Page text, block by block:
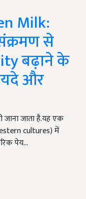
Milk:
से
बढ़ाने के
और
जाता है.यह एक
cultures) में
पेय…